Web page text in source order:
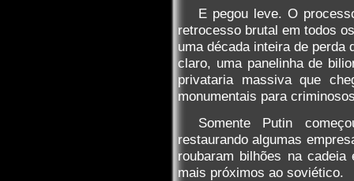
E pegou leve. O
retrocesso brutal em todos
uma década inteira de perda
claro, uma panelinha de
privataria massiva que
monumentais para
Somente Putin
restaurando algumas
roubaram bilhões na
mais próximos ao soviético.